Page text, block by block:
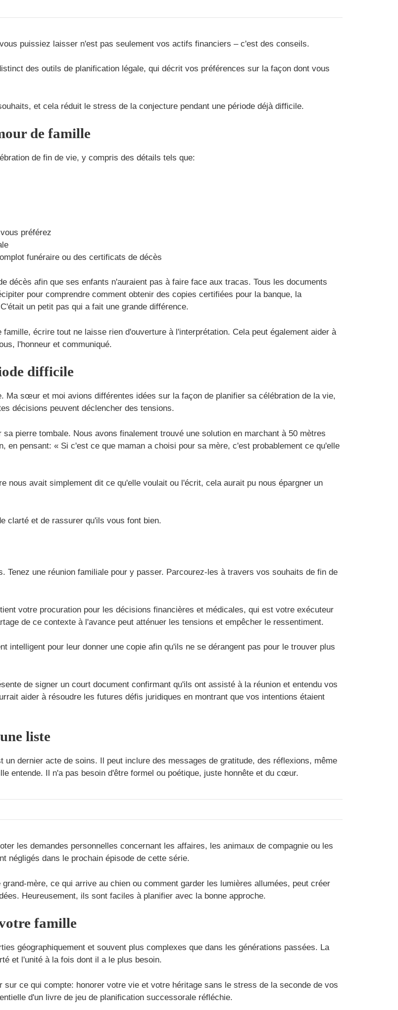
puissiez laisser n'est pas seulement vos actifs financiers – c'est des conseils.
des outils de planification légale, qui décrit vos préférences sur la façon dont vous
et cela réduit le stress de la conjecture pendant une période déjà difficile.
de famille
de fin de vie, y compris des détails tels que:
préférez
funéraire ou des certificats de décès
décès afin que ses enfants n'auraient pas à faire face aux tracas. Tous les documents
pour comprendre comment obtenir des copies certifiées pour la banque, la
un petit pas qui a fait une grande différence.
écrire tout ne laisse rien d'ouverture à l'interprétation. Cela peut également aider à
l'honneur et communiqué.
difficile
Ma sœur et moi avions différentes idées sur la façon de planifier sa célébration de la vie,
décisions peuvent déclencher des tensions.
pierre tombale. Nous avons finalement trouvé une solution en marchant à 50 mètres
en pensant: « Si c'est ce que maman a choisi pour sa mère, c'est probablement ce qu'elle
nous avait simplement dit ce qu'elle voulait ou l'écrit, cela aurait pu nous épargner un
clarté et de rassurer qu'ils vous font bien.
Tenez une réunion familiale pour y passer. Parcourez-les à travers vos souhaits de fin de
votre procuration pour les décisions financières et médicales, qui est votre exécuteur
de ce contexte à l'avance peut atténuer les tensions et empêcher le ressentiment.
intelligent pour leur donner une copie afin qu'ils ne se dérangent pas pour le trouver plus
de signer un court document confirmant qu'ils ont assisté à la réunion et entendu vos
aider à résoudre les futures défis juridiques en montrant que vos intentions étaient
liste
dernier acte de soins. Il peut inclure des messages de gratitude, des réflexions, même
entende. Il n'a pas besoin d'être formel ou poétique, juste honnête et du cœur.
les demandes personnelles concernant les affaires, les animaux de compagnie ou les
négligés dans le prochain épisode de cette série.
mère, ce qui arrive au chien ou comment garder les lumières allumées, peut créer
Heureusement, ils sont faciles à planifier avec la bonne approche.
famille
géographiquement et souvent plus complexes que dans les générations passées. La
et l'unité à la fois dont il a le plus besoin.
ce qui compte: honorer votre vie et votre héritage sans le stress de la seconde de vos
d'un livre de jeu de planification successorale réfléchie.